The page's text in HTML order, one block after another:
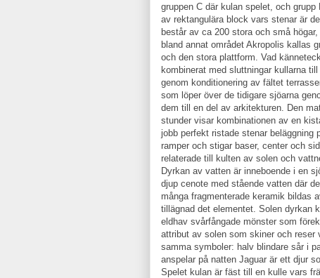
gruppen C där kulan spelet, och
av rektangulära block vars stenar är
består av ca 200 stora och små
bland annat området Akropolis kallas
och den stora plattform. Vad
kombinerat med sluttningar kullarna
genom konditionering av fältet
som löper över de tidigare sjöarna
dem till en del av arkitekturen. Den
stunder visar kombinationen av en
jobb perfekt ristade stenar beläggning
ramper och stigar baser, center och
relaterade till kulten av solen och
Dyrkan av vatten är inneboende i en
djup cenote med stående vatten där
många fragmenterade keramik bildas
tillägnad det elementet. Solen dyrkan
eldhav svårfångade mönster som
attribut av solen som skiner och reser
samma symboler: halv blindare sår i
anspelar på natten Jaguar är ett djur
Spelet kulan är fäst till en kulle vars